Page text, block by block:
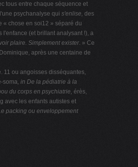
tous entre chaque séquence et
psychanalyse qui s'enlise, des
« chose en soi12 » séparé du
l'enfance (et brillant analysant !), a
plaire. Simplement exister. » Ce
après une centaine de
11 ou angoisses disséquantes,
soma, in De la pédiatrie à la
du corps en psychiatrie, érès,
avec les enfants autistes et
packing ou enveloppement